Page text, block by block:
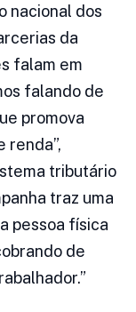
nacional dos
da
falam em
falando de
promova
renda”,
tributário
traz uma
pessoa física
de